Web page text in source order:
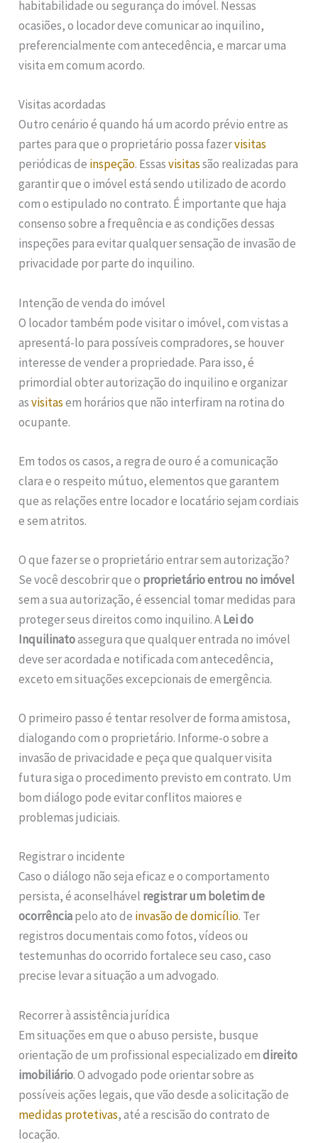
habitabilidade ou segurança do imóvel. Nessas
ocasiões, o locador deve comunicar ao inquilino,
preferencialmente com antecedência, e marcar uma
visita em comum acordo.
Visitas acordadas
Outro cenário é quando há um acordo prévio entre as
partes para que o proprietário possa fazervisitas
periódicas de inspeção. Essasvisitassão realizadas para
garantir que o imóvel está sendo utilizado de acordo
com o estipulado no contrato. É importante que haja
consenso sobre a frequência e as condições dessas
inspeções para evitar qualquer sensação de invasão de
privacidade por parte do inquilino.
Intenção de venda do imóvel
O locador também pode visitar o imóvel, com vistas a
apresentá-lo para possíveis compradores, se houver
interesse de vender a propriedade. Para isso, é
primordial obter autorização do inquilino e organizar
asvisitasem horários que não interfiram na rotina do
ocupante.
Em todos os casos, a regra de ouro é a comunicação
clara e o respeito mútuo, elementos que garantem
que as relações entre locador e locatário sejam cordiais
e sem atritos.
O que fazer se o proprietário entrar sem autorização?
Se você descobrir que o proprietário entrou no imóvel
sem a sua autorização, é essencial tomar medidas para
proteger seus direitos como inquilino. ALei do
Inquilinatoassegura que qualquer entrada no imóvel
deve ser acordada e notificada com antecedência,
exceto em situações excepcionais de emergência.
O primeiro passo é tentar resolver de forma amistosa,
dialogando com o proprietário. Informe-o sobre a
invasão de privacidade e peça que qualquer visita
futura siga o procedimento previsto em contrato. Um
bom diálogo pode evitar conflitos maiores e
problemas judiciais.
Registrar o incidente
Caso o diálogo não seja eficaz e o comportamento
persista, é aconselhável registrar um boletim de
ocorrênciapelo ato de invasão de domicílio. Ter
registros documentais como fotos, vídeos ou
testemunhas do ocorrido fortalece seu caso, caso
precise levar a situação a um advogado.
Recorrer à assistência jurídica
Em situações em que o abuso persiste, busque
orientação de um profissional especializado emdireito
imobiliário. O advogado pode orientar sobre as
possíveis ações legais, que vão desde a solicitação de
medidas protetivas, até a rescisão do contrato de
locação.